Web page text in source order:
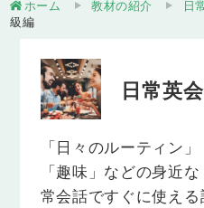
ホーム 教材の紹介 日
級編
日常英
「日々のルーティン
「趣味」などの身近
常会話ですぐに使え